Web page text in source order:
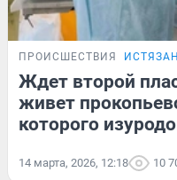
ПРОИСШЕСТВИЯ
Ждет второй
живет
которого
14 марта, 2026, 12:18 10